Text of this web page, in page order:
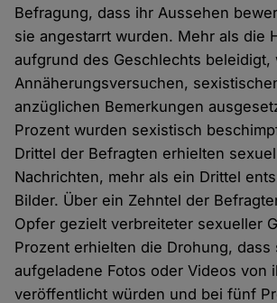
Befragung, dass ihr Aussehen
sie angestarrt wurden. Mehr als die
aufgrund des Geschlechts beleidigt,
Annäherungsversuchen,
anzüglichen Bemerkungen
Prozent wurden sexistisch
Drittel der Befragten erhielten
Nachrichten, mehr als ein Drittel
Bilder. Über ein Zehntel der
Opfer gezielt verbreiteter sexueller
Prozent erhielten die Drohung, dass
aufgeladene Fotos oder Videos von
veröffentlicht würden und bei fünf